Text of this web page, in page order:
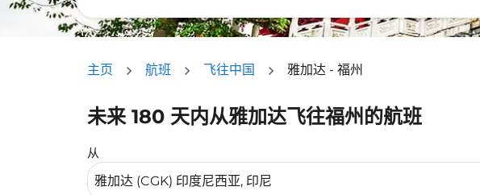
主页 航班 飞往中国 雅加达 - 福州
未来 180 天内从雅加达飞往福州的航班
从
没有符合您的筛选条件的机票。请调整您的筛选条件。